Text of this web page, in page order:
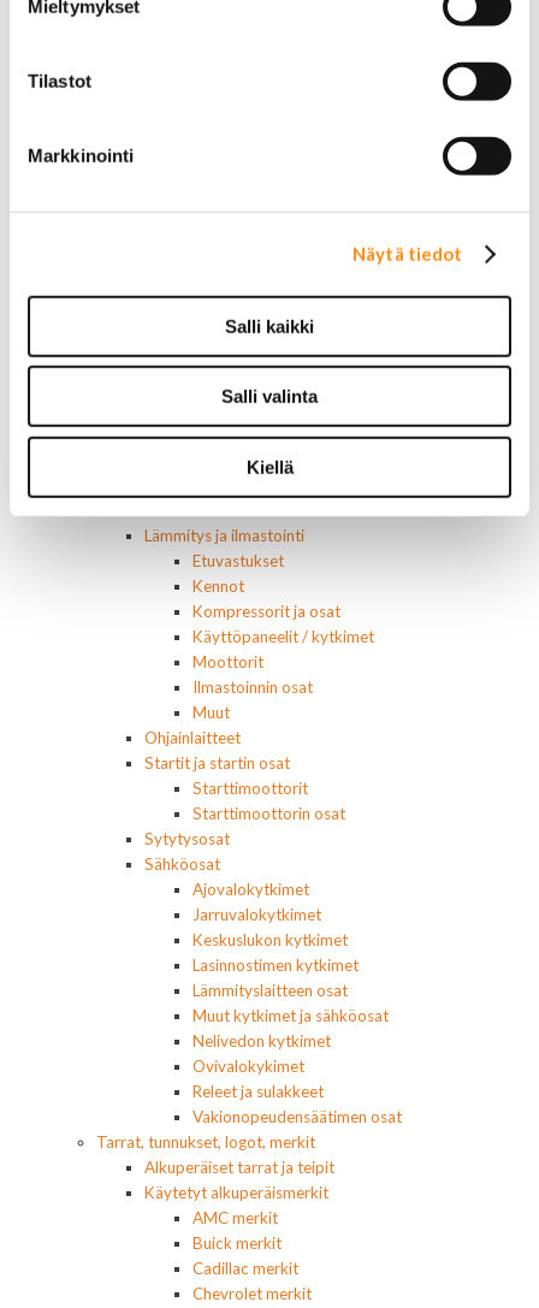
Mieltymykset
Tilastot
Markkinointi
Näytä tiedot
Salli kaikki
Salli valinta
Kiellä
Jeep
Sivuvalot ja markerit
Polttimot
Lasinnostin- ja keskuslukon moottorit
Laturit ja laturin osat
Lämmitys ja ilmastointi
Etuvastukset
Kennot
Kompressorit ja osat
Käyttöpaneelit / kytkimet
Moottorit
Ilmastoinnin osat
Muut
Ohjainlaitteet
Startit ja startin osat
Starttimoottorit
Starttimoottorin osat
Sytytysosat
Sähköosat
Ajovalokytkimet
Jarruvalokytkimet
Keskuslukon kytkimet
Lasinnostimen kytkimet
Lämmityslaitteen osat
Muut kytkimet ja sähköosat
Nelivedon kytkimet
Ovivalokykimet
Releet ja sulakkeet
Vakionopeudensäätimen osat
Tarrat, tunnukset, logot, merkit
Alkuperäiset tarrat ja teipit
Käytetyt alkuperäismerkit
AMC merkit
Buick merkit
Cadillac merkit
Chevrolet merkit